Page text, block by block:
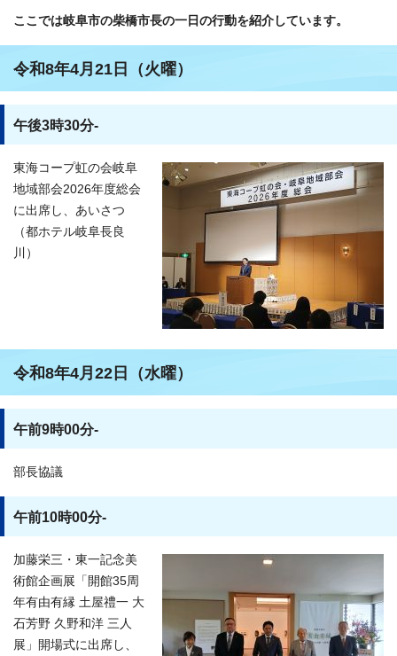
ここでは岐阜市の柴橋市長の一日の行動を紹介しています。
令和8年4月21日（火曜）
午後3時30分-
東海コープ虹の会岐阜
地域部会2026年度総会
に出席し、あいさつ
（都ホテル岐阜長良
川）
令和8年4月22日（水曜）
午前9時00分-
部長協議
午前10時00分-
加藤栄三・東一記念美
術館企画展「開館35周
年有由有縁 土屋禮一 大
石芳野 久野和洋 三人
展」開場式に出席し、